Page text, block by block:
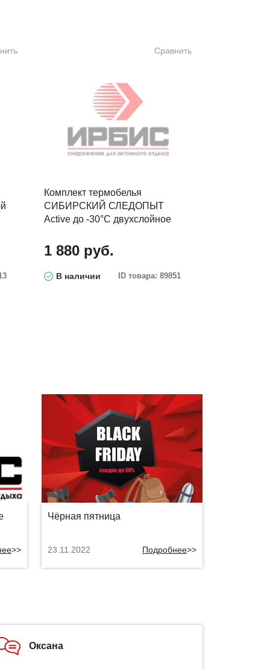
Сравнить
Комплект термобелья
CИБИРСКИЙ СЛЕДОПЫТ
Active до -30°С двухслойное
1 880 руб.
В наличии ID товара: 89851
>>
Чёрная пятница
23.11.2022 Подробнее>>
Оксана